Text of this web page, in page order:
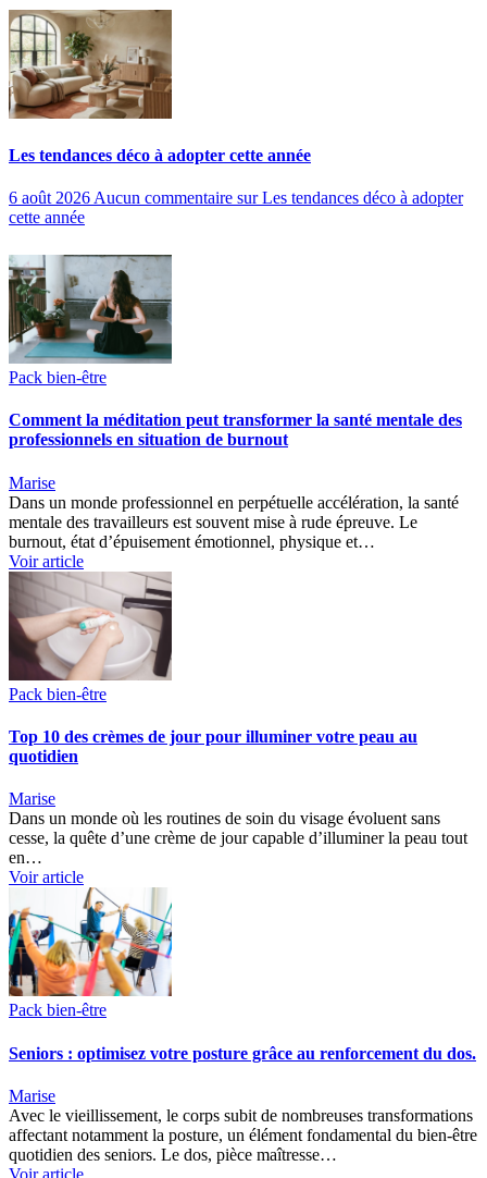
Les tendances déco à adopter cette année
6 août 2026 Aucun commentaire sur Les tendances déco à adopter
cette année
Pack bien-être
Comment la méditation peut transformer la santé mentale des
professionnels en situation de burnout
Marise
Dans un monde professionnel en perpétuelle accélération, la santé
mentale des travailleurs est souvent mise à rude épreuve. Le
burnout, état d’épuisement émotionnel, physique et…
Voir article
Pack bien-être
Top 10 des crèmes de jour pour illuminer votre peau au
quotidien
Marise
Dans un monde où les routines de soin du visage évoluent sans
cesse, la quête d’une crème de jour capable d’illuminer la peau tout
en…
Voir article
Pack bien-être
Seniors : optimisez votre posture grâce au renforcement du dos.
Marise
Avec le vieillissement, le corps subit de nombreuses transformations
affectant notamment la posture, un élément fondamental du bien-être
quotidien des seniors. Le dos, pièce maîtresse…
Voir article